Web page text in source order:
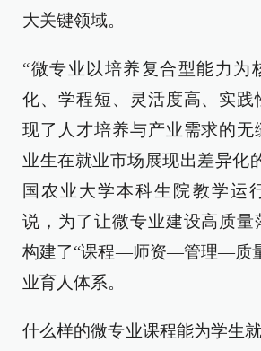
大关键领域。
“微专业以培养复合型能力为
化、学程短、灵活度高、实践
现了人才培养与产业需求的无
业生在就业市场展现出差异化
国农业大学本科生院教学运
说，为了让微专业建设高质量
构建了“课程—师资—管理—质
业育人体系。
什么样的微专业课程能为学生